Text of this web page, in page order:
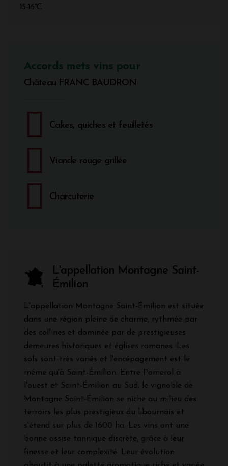
15-16°C
Accords mets vins pour
Château FRANC BAUDRON
Cakes, quiches et feuilletés
Viande rouge grillée
Charcuterie
L'appellation Montagne Saint-
Émilion
L'appellation Montagne Saint-Émilion est située
dans une région pleine de charme, rythmée par
des collines et dominée par de prestigieuses
demeures historiques et églises romanes. Les
sols sont très variés et l'encépagement est le
même qu'à Saint-Émilion. Entre Pomerol à
l'ouest et Saint-Émilion au Sud, le vignoble de
Montagne Saint-Émilion se niche au milieu des
terroirs les plus prestigieux du libournais et
s'étend sur plus de 1600 ha. Les vins ont une
bonne assise tannique discrète, grâce à leur
finesse et leur complexité. Leur évolution